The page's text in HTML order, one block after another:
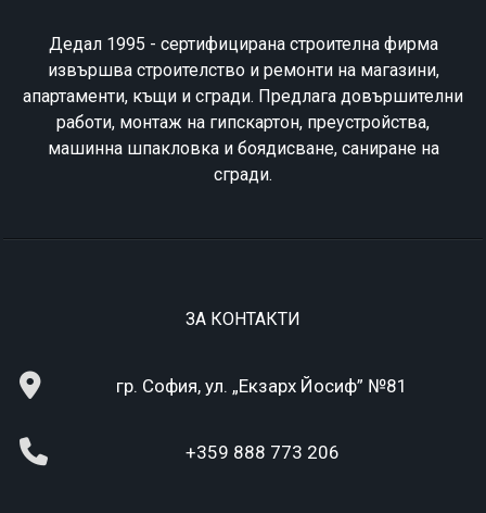
Дедал 1995 - сертифицирана строителна фирма
извършва строителство и ремонти на магазини,
апартаменти, къщи и сгради. Предлага довършителни
работи, монтаж на гипскартон, преустройства,
машинна шпакловка и боядисване, саниране на
сгради.
ЗА КОНТАКТИ
гр. София, ул. „Екзарх Йосиф” №81
+359 888 773 206